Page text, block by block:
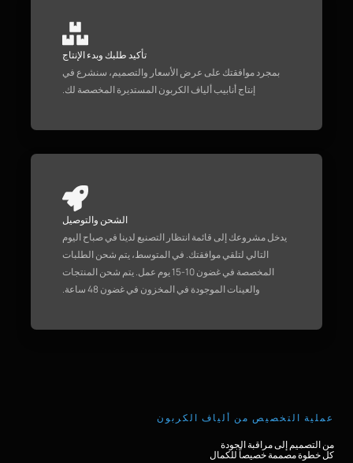
تأكيد طلبك وبدء الإنتاج
بمجرد موافقتك على عرض الأسعار والتصميم، سنشرع في
إنتاج أنابيب ألياف الكربون المستديرة المخصصة لك.
الشحن والتوصيل
يدخل مشروعك إلى قائمة انتظار التصنيع لدينا في صباح اليوم
التالي لتلقي موافقتك. في المتوسط، يتم شحن الطلبات
المخصصة في غضون 10-15 يوم عمل. يتم شحن المنتجات
والعينات الموجودة في المخزون في غضون 48 ساعة.
عملية التخصيص من ألياف الكربون
من التصميم إلى مراقبة الجودة
كل خطوة مصممة خصيصاً للكمال